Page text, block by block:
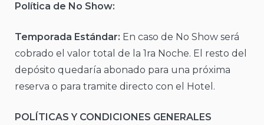
Política de No Show:
Temporada Estándar: En caso de No Show será
cobrado el valor total de la 1ra Noche. El resto del
depósito quedaría abonado para una próxima
reserva o para tramite directo con el Hotel.
POLÍTICAS Y CONDICIONES GENERALES